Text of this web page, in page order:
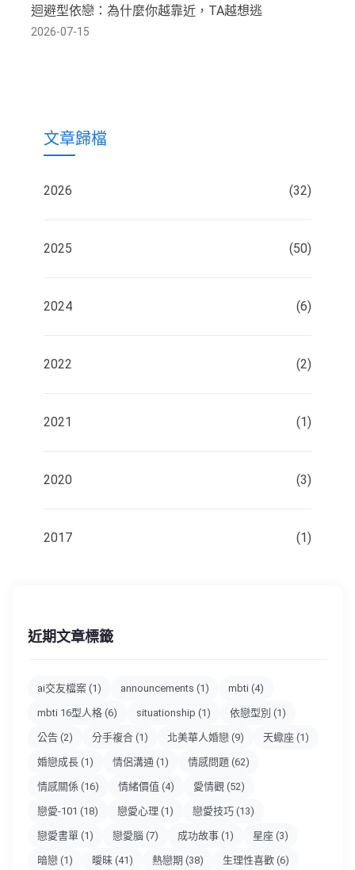
迴避型依戀：為什麼你越靠近，TA越想逃
2026-07-15
文章歸檔
2026 (32)
2025 (50)
2024 (6)
2022 (2)
2021 (1)
2020 (3)
2017 (1)
近期文章標籤
ai交友檔案 (1) announcements (1) mbti (4)
mbti 16型人格 (6) situationship (1) 依戀型別 (1)
公告 (2) 分手複合 (1) 北美華人婚戀 (9) 天蠍座 (1)
婚戀成長 (1) 情侶溝通 (1) 情感問題 (62)
情感關係 (16) 情緒價值 (4) 愛情觀 (52)
戀愛-101 (18) 戀愛心理 (1) 戀愛技巧 (13)
戀愛書單 (1) 戀愛腦 (7) 成功故事 (1) 星座 (3)
暗戀 (1) 曖昧 (41) 熱戀期 (38) 生理性喜歡 (6)